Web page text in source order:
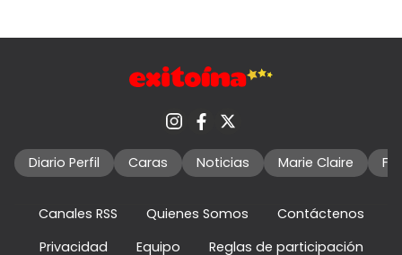
Diario Perfil Caras Noticias Marie Claire
Canales RSS Quienes Somos
Contáctenos
Privacidad
Equipo Reglas de participación